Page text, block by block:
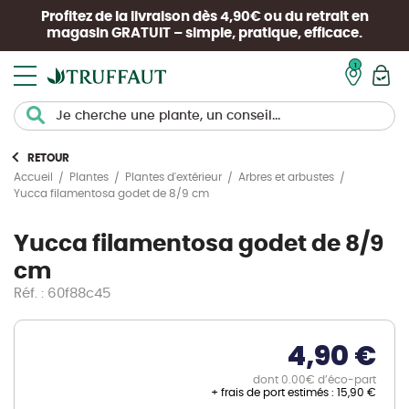
Profitez de la livraison dès 4,90€ ou du retrait en
magasin GRATUIT – simple, pratique, efficace.
RETOUR
Accueil
Plantes Plantes d'extérieur
Arbres et arbustes
Yucca filamentosa godet de 8/9 cm
Yucca filamentosa godet de 8/9
cm
Réf. : 60f88c45
4,90 €
dont 0.00€ d’éco-part
+ frais de port estimés : 15,90 €